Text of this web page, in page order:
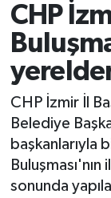
CHP
CHP İzmir İl
Belediye
başkanlarıyla
sonunda
Spor
Ekonomi
Sağlık
Magazin
Kültür
Tüm
Son
Haber